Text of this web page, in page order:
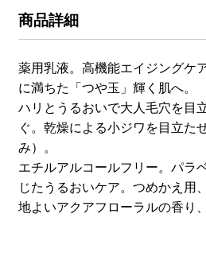
商品詳細
薬用乳液。高機能エイジングケ
に満ちた「つや玉」輝く肌へ。
ハリとうるおいで大人毛穴を目
ぐ。乾燥による小ジワを目立た
み）。
エチルアルコールフリー。パラ
じたうるおいケア。つめかえ用
地よいアクアフローラルの香り